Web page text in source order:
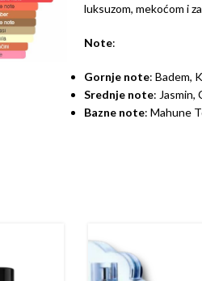
luksuzom, mekoćom i
Note:
Gornje note: Badem,
Srednje note: Jasmin,
Bazne note: Mahune